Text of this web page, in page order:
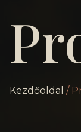
Kezdőoldal /